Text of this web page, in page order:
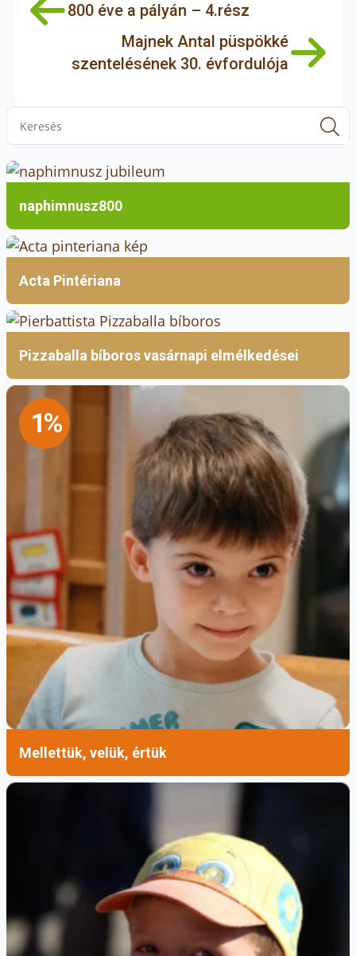
800 éve a pályán – 4.rész
Majnek Antal püspökké
szentelésének 30. évfordulója
naphimnusz800
Acta Pintériana
Pizzaballa bíboros vasárnapi elmélkedései
1%
Mellettük, velük, értük